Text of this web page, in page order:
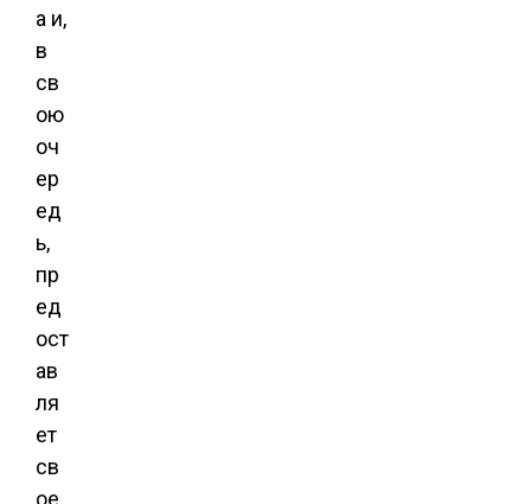
а и,
в
св
ою
оч
ер
ед
ь,
пр
ед
ост
ав
ля
ет
св
ое